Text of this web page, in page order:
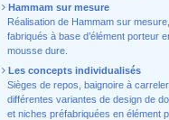
Hammam sur mesure
Réalisation de Hammam sur mesure,
fabriqués à base d’élément porteur
mousse dure.
Les concepts individualisés
Sièges de repos, baignoire à
différentes variantes de design de
et niches préfabriquées en élément